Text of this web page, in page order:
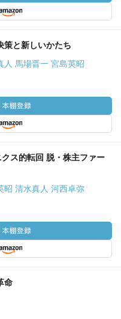
策と新しいかたち
人 馬場晋一 宮島英昭
ス的転回 脱・株主ファー
昭 清水真人 河西卓弥
命